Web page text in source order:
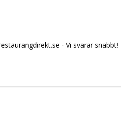
- Vi svarar snabbt!